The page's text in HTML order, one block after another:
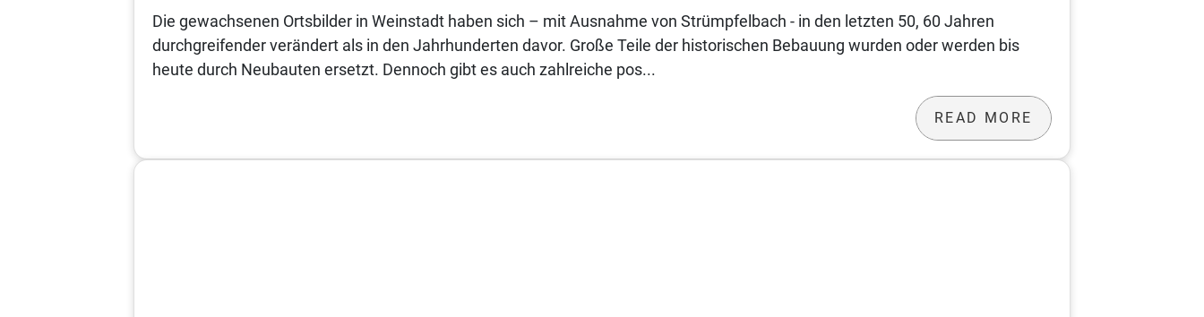
Die gewachsenen Ortsbilder in Weinstadt haben sich – mit Ausnahme von Strümpfelbach - in den letzten 50, 60 Jahren
durchgreifender verändert als in den Jahrhunderten davor. Große Teile der historischen Bebauung wurden oder werden bis
heute durch Neubauten ersetzt. Dennoch gibt es auch zahlreiche pos...
READ MORE